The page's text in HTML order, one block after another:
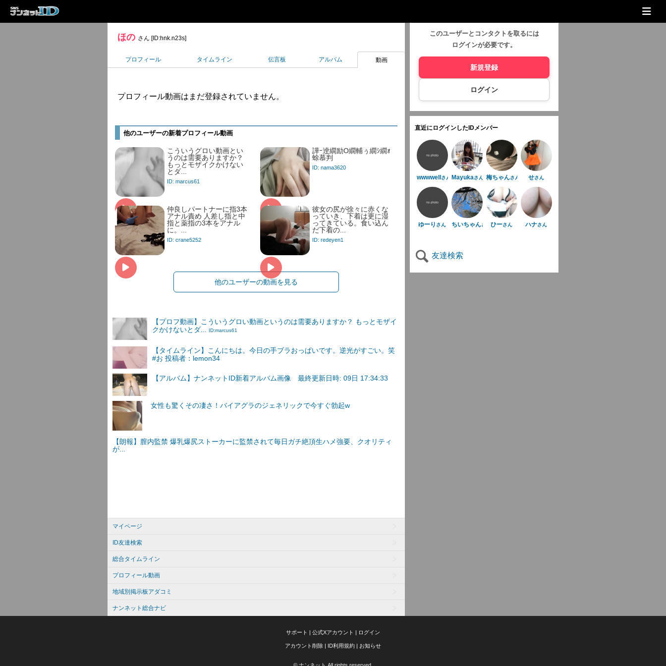
ほの さん [ID:hnk.n23s]
プロフィール タイムライン 伝言板 アルバム 動画
プロフィール動画はまだ登録されていません。
他のユーザーの新着プロフィール動画
こういうグロい動画とい
うのは需要ありますか？
もっとモザイクかけない
とダ...
ID: marcus61
譁ｰ逹繝励Ο繝輔ぅ繝ｼ繝ｫ
蜍慕判
ID: nama3620
仲良しパートナーに指3本
アナル責め 人差し指と中
指と薬指の3本をアナル
に。...
ID: crane5252
彼女の尻が徐々に赤くな
っていき、下着は更に湿
ってきている。食い込ん
だ下着の...
ID: redeyen1
他のユーザーの動画を見る
【プロフ動画】こういうグロい動画というのは需要ありますか？ もっとモザイ
クかけないとダ...
ID:marcus61
【タイムライン】こんにちは。今日の手ブラおっぱいです。逆光がすごい。笑
#お 投稿者：lemon34
【アルバム】ナンネットID新着アルバム画像 最終更新日時: 09日 17:34:33
マイページ
ID友達検索
総合タイムライン
プロフィール動画
地域別掲示板アダコミ
ナンネット総合ナビ
このユーザーとコンタクトを取るには
ログインが必要です。
新規登録
ログイン
直近にログインしたIDメンバー
wwwwell さん Mayukaさん 梅ちゃんさん せさん
ゆーり さん ちいちゃんさんひーさん ハナさん
友達検索
サポート | 公式Xアカウント | ログイン
アカウント削除 | ID利用規約 | お知らせ